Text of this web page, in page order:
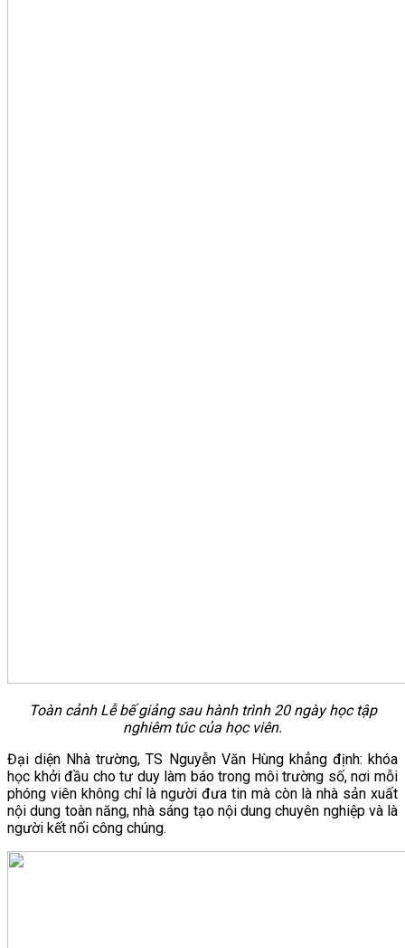
Toàn cảnh Lễ bế giảng sau hành trình 20 ngày học tập
nghiêm túc của học viên.
Đại diện Nhà trường, TS Nguyễn Văn Hùng khẳng định: khóa
học khởi đầu cho tư duy làm báo trong môi trường số, nơi mỗi
phóng viên không chỉ là người đưa tin mà còn là nhà sản xuất
nội dung toàn năng, nhà sáng tạo nội dung chuyên nghiệp và là
người kết nối công chúng.